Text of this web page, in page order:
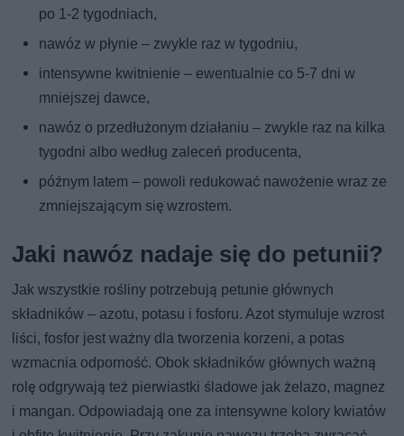
po 1-2 tygodniach,
nawóz w płynie – zwykle raz w tygodniu,
intensywne kwitnienie – ewentualnie co 5-7 dni w
mniejszej dawce,
nawóz o przedłużonym działaniu – zwykle raz na kilka
tygodni albo według zaleceń producenta,
późnym latem – powoli redukować nawożenie wraz ze
zmniejszającym się wzrostem.
Jaki nawóz nadaje się do petunii?
Jak wszystkie rośliny potrzebują petunie głównych
składników – azotu, potasu i fosforu. Azot stymuluje wzrost
liści, fosfor jest ważny dla tworzenia korzeni, a potas
wzmacnia odporność. Obok składników głównych ważną
rolę odgrywają też pierwiastki śladowe jak żelazo, magnez
i mangan. Odpowiadają one za intensywne kolory kwiatów